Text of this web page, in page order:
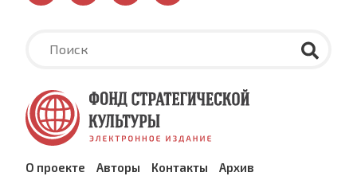
О проекте Авторы Контакты Архив